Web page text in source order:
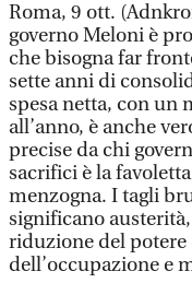
Roma, 9 ott.
governo Meloni è
che bisogna far
sette anni di
spesa netta, con un
all’anno, è anche
precise da chi
sacrifici è la
menzogna. I tagli
significano
riduzione del potere
dell’occupazione e